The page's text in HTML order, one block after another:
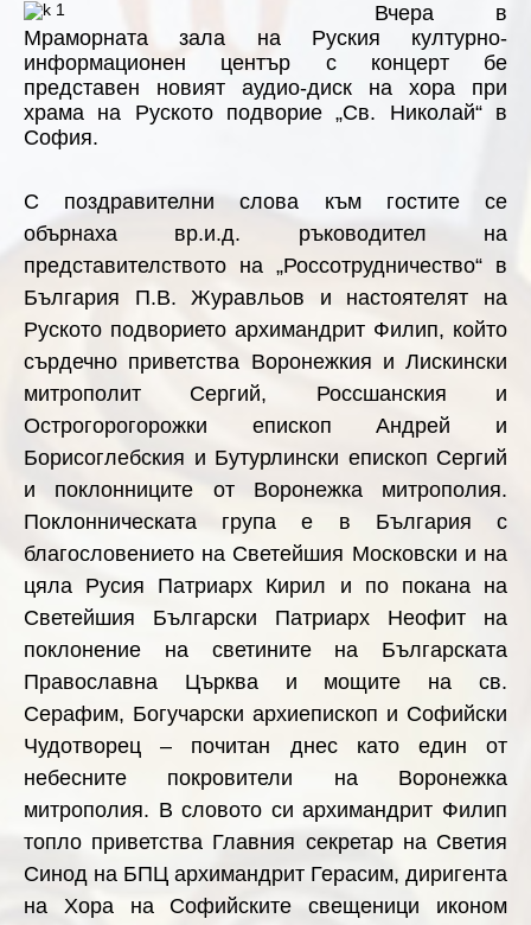
Вчера в
Мраморната зала на Руския културно-
информационен център с концерт
бе
представен новият аудио-диск на хора при
храма на Руското подворие „Св. Николай“ в
София.
С поздравителни слова към гостите се
обърнаха вр.и.д. ръководител на
представителството на „Россотрудничество“ в
България П.В. Журавльов и настоятелят на
Руското подворието архимандрит Филип, който
сърдечно приветства Воронежкия и Лискински
митрополит Сергий, Россшанския и
Острогорогорожки епископ Андрей и
Борисоглебския и Бутурлински епископ Сергий
и поклонниците от Воронежка митрополия.
Поклонническата група е в България с
благословението на Светейшия Московски и на
цяла Русия Патриарх Кирил и по покана на
Светейшия Български Патриарх Неофит на
поклонение на светините на Българската
Православна Църква и мощите на св.
Серафим, Богучарски архиепископ и Софийски
Чудотворец – почитан днес като един от
небесните покровители на Воронежка
митрополия. В словото си архимандрит Филип
топло приветства Главния секретар на Светия
Синод на БПЦ архимандрит Герасим, диригента
на Хора на Софийските свещеници иконом